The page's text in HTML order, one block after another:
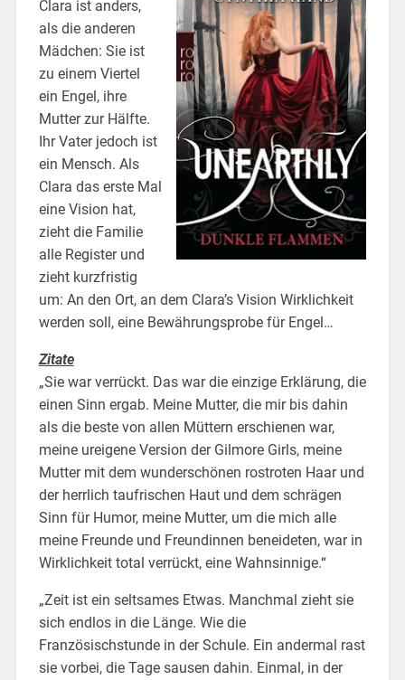
Clara ist anders,
als die anderen
Mädchen: Sie ist
zu einem Viertel
ein Engel, ihre
Mutter zur Hälfte.
Ihr Vater jedoch ist
ein Mensch. Als
Clara das erste Mal
eine Vision hat,
zieht die Familie
alle Register und
zieht kurzfristig
um: An den Ort, an dem Clara’s Vision Wirklichkeit
werden soll, eine Bewährungsprobe für Engel…
Zitate
„Sie war verrückt. Das war die einzige Erklärung, die
einen Sinn ergab. Meine Mutter, die mir bis dahin
als die beste von allen Müttern erschienen war,
meine ureigene Version der Gilmore Girls, meine
Mutter mit dem wunderschönen rostroten Haar und
der herrlich taufrischen Haut und dem schrägen
Sinn für Humor, meine Mutter, um die mich alle
meine Freunde und Freundinnen beneideten, war in
Wirklichkeit total verrückt, eine Wahnsinnige.“
„Zeit ist ein seltsames Etwas. Manchmal zieht sie
sich endlos in die Länge. Wie die
Französischstunde in der Schule. Ein andermal rast
sie vorbei, die Tage sausen dahin. Einmal, in der